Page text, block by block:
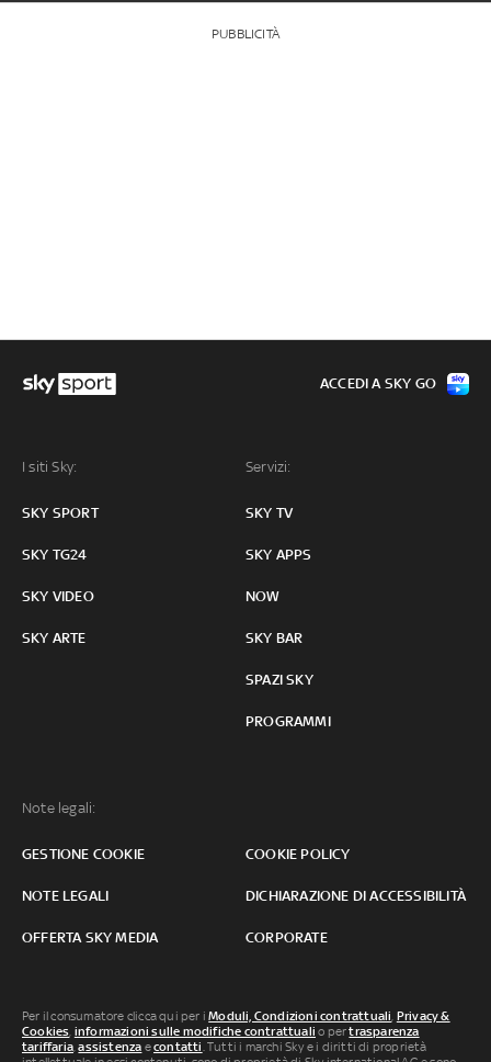
PUBBLICITÀ
I siti Sky:
SKY SPORT
SKY TG24
SKY VIDEO
SKY ARTE
Servizi:
SKY TV
SKY APPS
NOW
SKY BAR
SPAZI SKY
PROGRAMMI
Note legali:
GESTIONE COOKIE COOKIE POLICY
NOTE LEGALI DICHIARAZIONE DI ACCESSIBILITÀ
OFFERTA SKY MEDIA CORPORATE
ACCEDI A SKY GO
Per il consumatore clicca qui per iModuli, Condizioni contrattuali, Privacy &
Cookies, informazioni sulle modifiche contrattuali o pertrasparenza
tariffaria,assistenza econtatti. Tutti i marchi Sky e i diritti di proprietà